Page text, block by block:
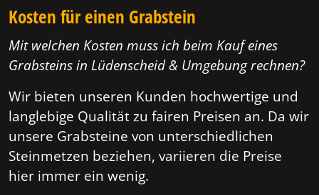
Kosten für einen Grabstein
Mit welchen Kosten muss ich beim Kauf eines
Grabsteins in Lüdenscheid & Umgebung rechnen?
Wir bieten unseren Kunden hochwertige und
langlebige Qualität zu fairen Preisen an. Da wir
unsere Grabsteine von unterschiedlichen
Steinmetzen beziehen, variieren die Preise
hier immer ein wenig.